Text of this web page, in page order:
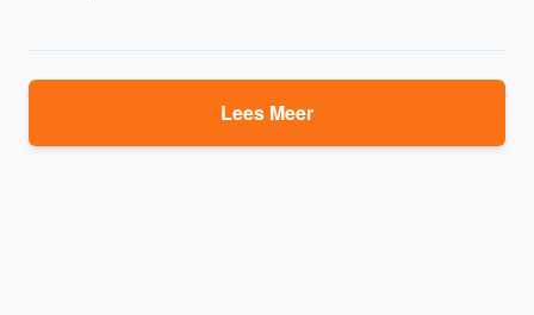
Lees Meer